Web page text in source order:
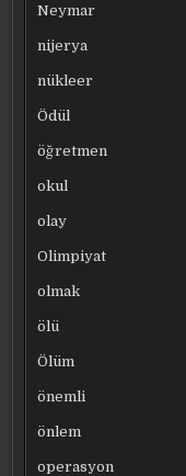
Neymar
nijerya
nükleer
Ödül
öğretmen
okul
olay
Olimpiyat
olmak
ölü
Ölüm
önemli
önlem
operasyon